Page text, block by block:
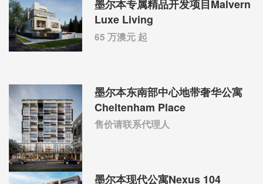
墨尔本专属精品开发项目Malvern
Luxe Living
65 万澳元 起
墨尔本东南部中心地带奢华公寓
Cheltenham Place
售价请联系代理人
墨尔本现代公寓Nexus 104